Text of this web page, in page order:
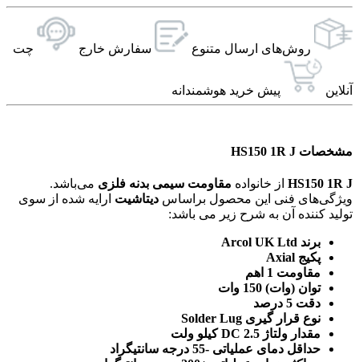
روش‌های ارسال‌ متنوع سفارش خارج چت
آنلاین پیش خرید هوشمندانه
مشخصات HS150 1R J
HS150 1R J از خانواده مقاومت سیمی بدنه فلزی می‌باشد.
ویژگی‌های فنی این محصول براساس دیتاشیت ارایه شده از سوی
تولید کننده آن به شرح زیر می باشد:
برند Arcol UK Ltd
پکیج Axial
مقاومت 1 اهم
توان (وات) 150 وات
دقت 5 درصد
نوع قرار گیری Solder Lug
مقدار ولتاژ DC 2.5 کیلو ولت
حداقل دمای عملیاتی -55 درجه سانتیگراد